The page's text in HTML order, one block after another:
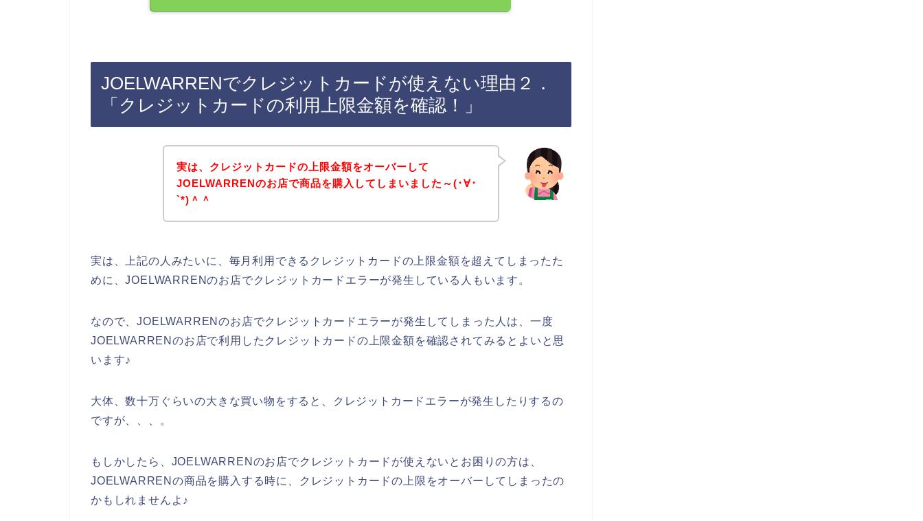
JOELWARRENでクレジットカードが使えない理由２．
「クレジットカードの利用上限金額を確認！」
実は、クレジットカードの上限金額をオーバーして
JOELWARRENのお店で商品を購入してしまいました～(･∀･
`*)＾＾
実は、上記の人みたいに、毎月利用できるクレジットカードの上限金額を超えてしまったた
めに、JOELWARRENのお店でクレジットカードエラーが発生している人もいます。
なので、JOELWARRENのお店でクレジットカードエラーが発生してしまった人は、一度
JOELWARRENのお店で利用したクレジットカードの上限金額を確認されてみるとよいと思
います♪
大体、数十万ぐらいの大きな買い物をすると、クレジットカードエラーが発生したりするの
ですが、、、。
もしかしたら、JOELWARRENのお店でクレジットカードが使えないとお困りの方は、
JOELWARRENの商品を購入する時に、クレジットカードの上限をオーバーしてしまったの
かもしれませんよ♪